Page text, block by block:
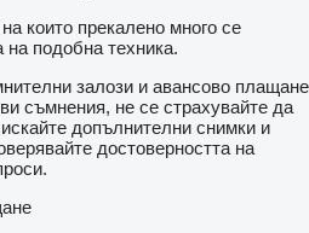
които прекалено много се
на подобна техника.
залози и авансово плащане
съмнения, не се страхувайте да
допълнителни снимки и
достоверността на